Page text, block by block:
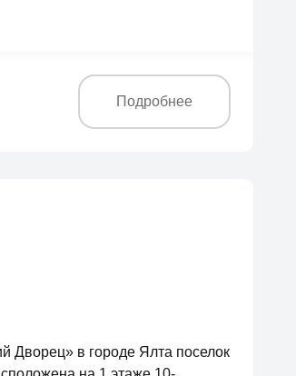
Подробнее
Дворец» в городе Ялта поселок